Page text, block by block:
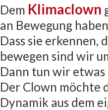
Dem Klimaclown
an Bewegung
Dass sie erkennen,
bewegen sind wir
Dann tun wir etwas
Der Clown möchte
Dynamik aus dem